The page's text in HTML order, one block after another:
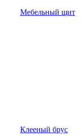
Мебельный щит
Клееный брус